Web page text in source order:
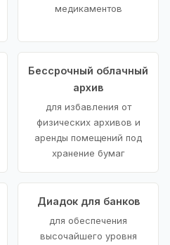
медикаментов
Бессрочный облачный
архив
для избавления от
физических архивов и
аренды помещений под
хранение бумаг
Диадок для банков
для обеспечения
высочайшего уровня